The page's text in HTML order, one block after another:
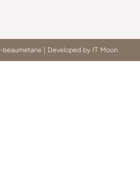
| Developed by IT Moon